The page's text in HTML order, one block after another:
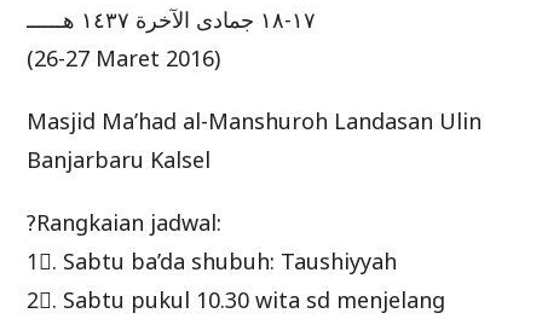
١٧-١٨ جمادى الآخرة ١٤٣٧ هــــــ
(26-27 Maret 2016)
Masjid Ma’had al-Manshuroh Landasan Ulin
Banjarbaru Kalsel
?Rangkaian jadwal:
1⃣. Sabtu ba’da shubuh: Taushiyyah
2⃣. Sabtu pukul 10.30 wita sd menjelang